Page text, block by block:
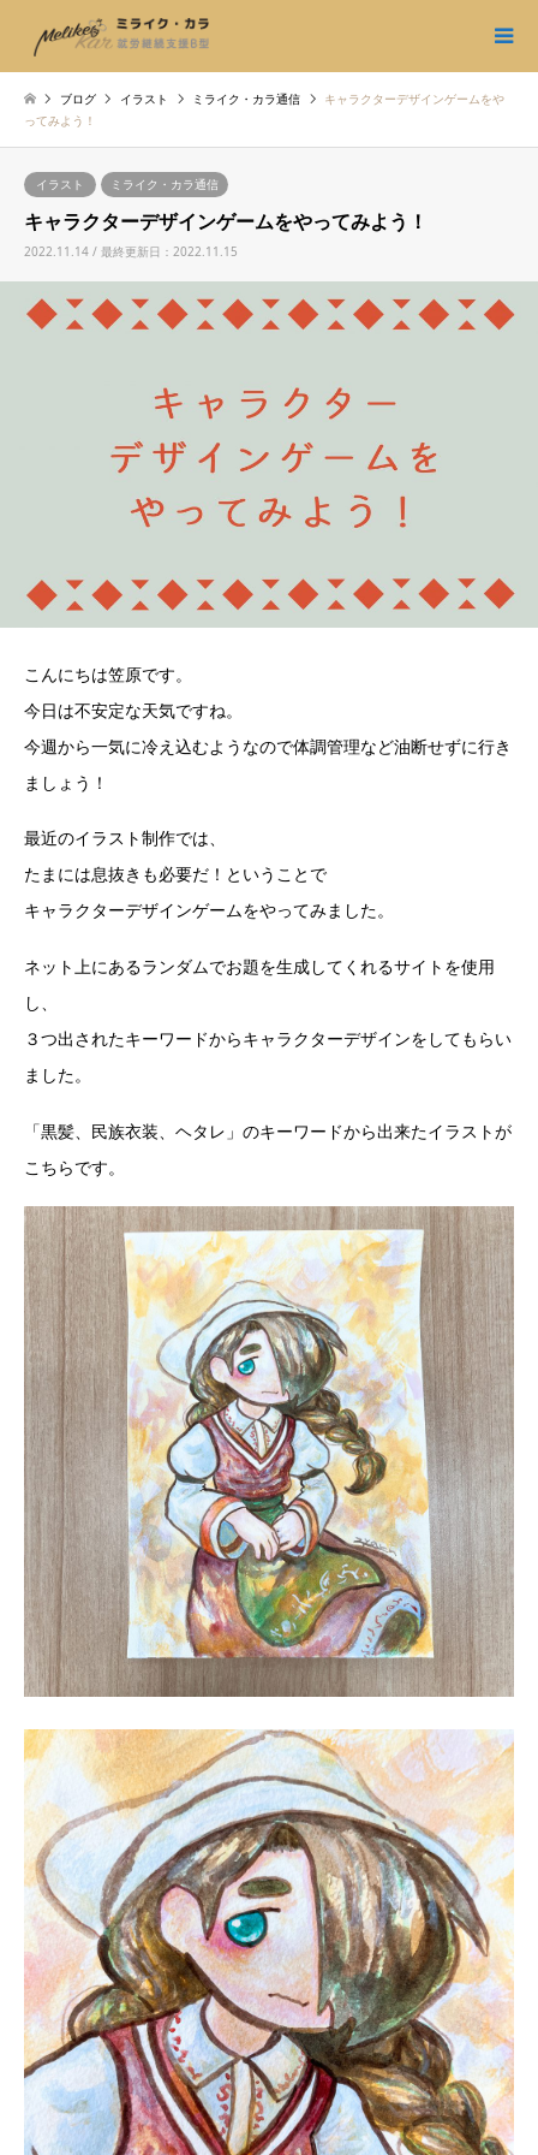
ブログ イラスト ミライク・カラ通信
キャラクターデザインゲームをや
ってみよう！
イラスト ミライク・カラ通信
キャラクターデザインゲームをやってみよう！
2022.11.14 / 最終更新日：2022.11.15
こんにちは笠原です。
今日は不安定な天気ですね。
今週から一気に冷え込むようなので体調管理など油断せずに行き
ましょう！
最近のイラスト制作では、
たまには息抜きも必要だ！ということで
キャラクターデザインゲームをやってみました。
ネット上にあるランダムでお題を生成してくれるサイトを使用
し、
３つ出されたキーワードからキャラクターデザインをしてもらい
ました。
「黒髪、民族衣装、ヘタレ」のキーワードから出来たイラストが
こちらです。